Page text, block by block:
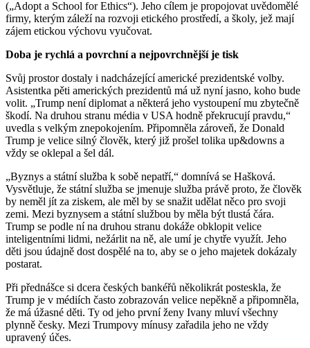
(„Adopt a School for Ethics“). Jeho cílem je propojovat uvědomělé
firmy, kterým záleží na rozvoji etického prostředí, a školy, jež mají
zájem etickou výchovu vyučovat.
Doba je rychlá a povrchní a nejpovrchnější je tisk
Svůj prostor dostaly i nadcházející americké prezidentské volby.
Asistentka pěti amerických prezidentů má už nyní jasno, koho bude
volit. „Trump není diplomat a některá jeho vystoupení mu zbytečně
škodí. Na druhou stranu média v USA hodně překrucují pravdu,“
uvedla s velkým znepokojením. Připomněla zároveň, že Donald
Trump je velice silný člověk, který již prošel tolika up&downs a
vždy se oklepal a šel dál.
„Byznys a státní služba k sobě nepatří,“ domnívá se Hašková.
Vysvětluje, že státní služba se jmenuje služba právě proto, že člověk
by neměl jít za ziskem, ale měl by se snažit udělat něco pro svoji
zemi. Mezi byznysem a státní službou by měla být tlustá čára.
Trump se podle ní na druhou stranu dokáže obklopit velice
inteligentními lidmi, nežárlit na ně, ale umí je chytře využít. Jeho
děti jsou údajně dost dospělé na to, aby se o jeho majetek dokázaly
postarat.
Při přednášce si dcera českých bankéřů několikrát posteskla, že
Trump je v médiích často zobrazován velice nepěkně a připomněla,
že má úžasné děti. Ty od jeho první ženy Ivany mluví všechny
plynně česky. Mezi Trumpovy mínusy zařadila jeho ne vždy
upravený účes.